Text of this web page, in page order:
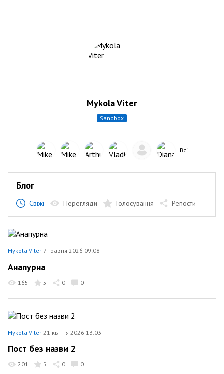
Mykola Viter
sandbox
Всі
Блог
Свіжі Перегляди Голосування Репости
Mykola Viter 7 травня 2026 09:08
Анапурна
165 5 0 0
Mykola Viter 21 квітня 2026 13:03
Пост без назви 2
201 5 0 0